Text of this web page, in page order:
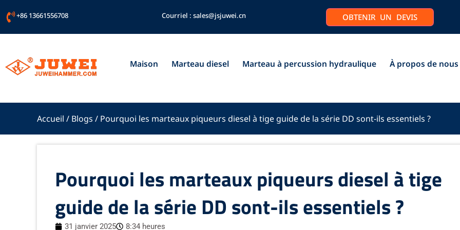
au
+86 13661556708 Courriel : sales@jsjuwei.cn OBTENIR UN DEVIS
Maison Marteau diesel Marteau à percussion hydraulique À propos de nous
Accueil / Blogs / Pourquoi les marteaux piqueurs diesel à tige guide de la série DD sont-ils essentiels ?
Pourquoi les marteaux piqueurs diesel à tige
guide de la série DD sont-ils essentiels ?
31 janvier 2025 8:34 heures